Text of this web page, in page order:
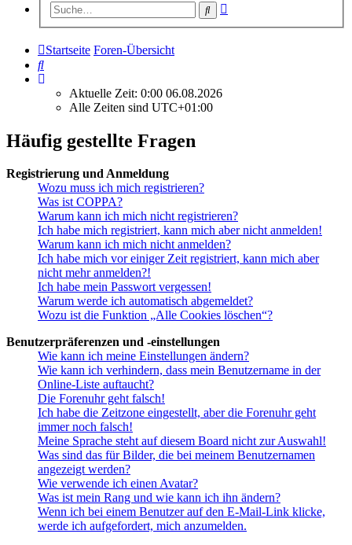
Suche
Startseite Foren-Übersicht
Suche
Aktuelle Zeit: 0:00 06.08.2026
Alle Zeiten sind UTC+01:00
Häufig gestellte Fragen
Registrierung und Anmeldung
Wozu muss ich mich registrieren?
Was ist COPPA?
Warum kann ich mich nicht registrieren?
Ich habe mich registriert, kann mich aber nicht anmelden!
Warum kann ich mich nicht anmelden?
Ich habe mich vor einiger Zeit registriert, kann mich aber
nicht mehr anmelden?!
Ich habe mein Passwort vergessen!
Warum werde ich automatisch abgemeldet?
Wozu ist die Funktion „Alle Cookies löschen“?
Benutzerpräferenzen und -einstellungen
Wie kann ich meine Einstellungen ändern?
Wie kann ich verhindern, dass mein Benutzername in der
Online-Liste auftaucht?
Die Forenuhr geht falsch!
Ich habe die Zeitzone eingestellt, aber die Forenuhr geht
immer noch falsch!
Meine Sprache steht auf diesem Board nicht zur Auswahl!
Was sind das für Bilder, die bei meinem Benutzernamen
angezeigt werden?
Wie verwende ich einen Avatar?
Was ist mein Rang und wie kann ich ihn ändern?
Wenn ich bei einem Benutzer auf den E-Mail-Link klicke,
werde ich aufgefordert, mich anzumelden.